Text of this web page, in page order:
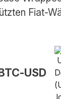
Fiat-
USD